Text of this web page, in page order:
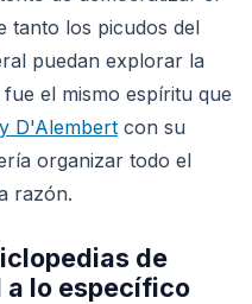
tanto los picudos del
puedan explorar la
el mismo espíritu que
D'Alembert con su
organizar todo el
razón.
de
a lo específico